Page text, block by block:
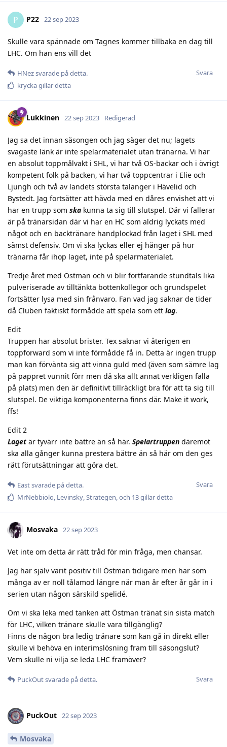
P P22 22 sep 2023
Skulle vara spännade om Tagnes kommer tillbaka en dag till
LHC. Om han ens vill det
Svara
HNezsvarade på detta.
kryckagillar detta
Lukkinen 22 sep 2023 Redigerad
Jag sa det innan säsongen och jag säger det nu; lagets
svagaste länk är inte spelarmaterialet utan tränarna. Vi har
en absolut toppmålvakt i SHL, vi har två OS-backar och i övrigt
kompetent folk på backen, vi har två toppcentrar i Elie och
Ljungh och två av landets största talanger i Hävelid och
Bystedt. Jag fortsätter att hävda med en dåres envishet att vi
har en trupp som ska kunna ta sig till slutspel. Där vi fallerar
är på tränarsidan där vi har en HC som aldrig lyckats med
något och en backtränare handplockad från laget i SHL med
sämst defensiv. Om vi ska lyckas eller ej hänger på hur
tränarna får ihop laget, inte på spelarmaterialet.
Tredje året med Östman och vi blir fortfarande stundtals lika
pulveriserade av tilltänkta bottenkollegor och grundspelet
fortsätter lysa med sin frånvaro. Fan vad jag saknar de tider
då Cluben faktiskt förmådde att spela som ett lag.
Edit
Truppen har absolut brister. Tex saknar vi återigen en
toppforward som vi inte förmådde få in. Detta är ingen trupp
man kan förvänta sig att vinna guld med (även som sämre lag
på pappret vunnit förr men då ska allt annat verkligen falla
på plats) men den är definitivt tillräckligt bra för att ta sig till
slutspel. De viktiga komponenterna finns där. Make it work,
ffs!
Edit 2
Laget är tyvärr inte bättre än så här. Spelartruppen däremot
ska alla gånger kunna prestera bättre än så här om den ges
rätt förutsättningar att göra det.
Svara
Eastsvarade på detta.
MrNebbiolo, Levinsky,Strategen, och 13gillar detta
Mosvaka 22 sep 2023
Vet inte om detta är rätt tråd för min fråga, men chansar.
Jag har själv varit positiv till Östman tidigare men har som
många av er noll tålamod längre när man år efter år går in i
serien utan någon särskild spelidé.
Om vi ska leka med tanken att Östman tränat sin sista match
för LHC, vilken tränare skulle vara tillgänglig?
Finns de någon bra ledig tränare som kan gå in direkt eller
skulle vi behöva en interimslösning fram till säsongslut?
Vem skulle ni vilja se leda LHC framöver?
Svara
PuckOutsvarade på detta.
PuckOut 22 sep 2023
Mosvaka